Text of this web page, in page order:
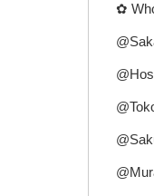
✿